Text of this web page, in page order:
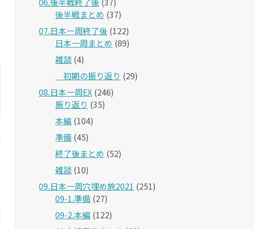
後半戦まとめ (37)
07.日本一周終了後 (122)
日本一周まとめ (89)
雑談 (4)
＿初期の振り返り (29)
08.日本一周EX (246)
振り返り (35)
本編 (104)
準備 (45)
終了後まとめ (52)
雑談 (10)
09.日本一周穴埋め旅2021 (251)
09-1.準備 (27)
09-2.本編 (122)